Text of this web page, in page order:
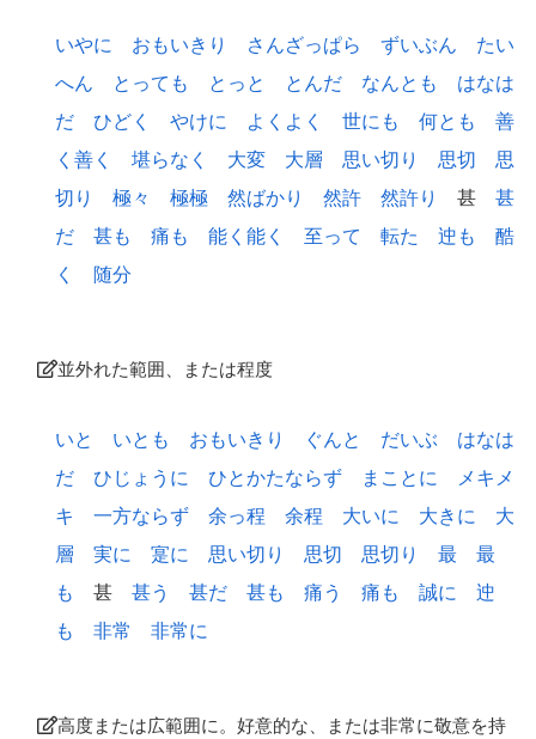
いやに おもいきり さんざっぱら ずいぶん
たい
へん
とっても とっと とんだ なんとも
はなは
だ
ひどく やけに よくよく 世にも 何とも
善
く善く
堪らなく 大変 大層 思い切り 思切
思
切り
極々 極極 然ばかり 然許 然許り 甚 甚
だ
甚も 痛も 能く能く 至って 転た 迚も
酷
く
随分
並外れた範囲、または程度
いと いとも おもいきり ぐんと だいぶ
はなは
だ
ひじょうに ひとかたならず まことに
メキメ
キ
一方ならず 余っ程 余程 大いに 大きに
大
層
実に 寔に 思い切り 思切 思切り 最
最
も
甚 甚う 甚だ 甚も 痛う 痛も 誠に
迚
も
非常 非常に
高度または広範囲に。好意的な、または非常に敬意を持